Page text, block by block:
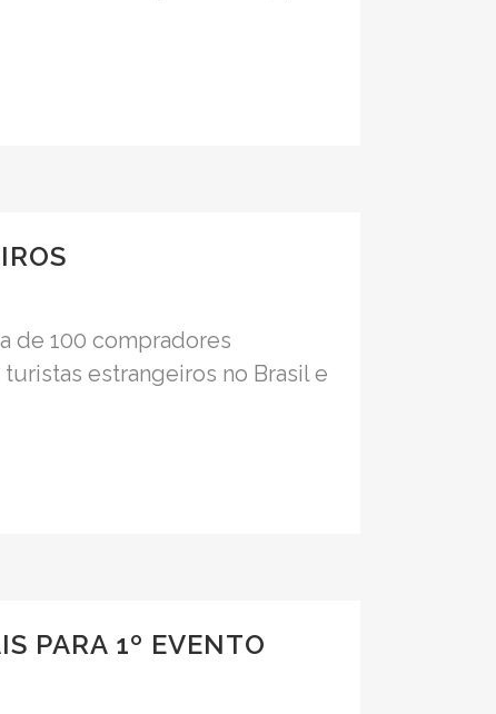
de 100 compradores
estrangeiros no Brasil e
PARA 1º EVENTO